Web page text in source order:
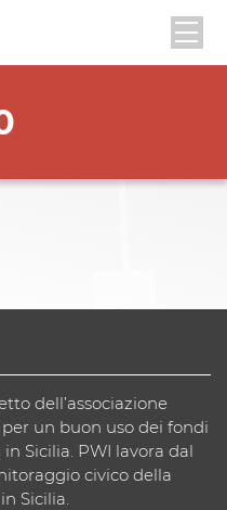
dell’associazione
un buon uso dei fondi
Sicilia. PWI lavora dal
civico della
Sicilia.